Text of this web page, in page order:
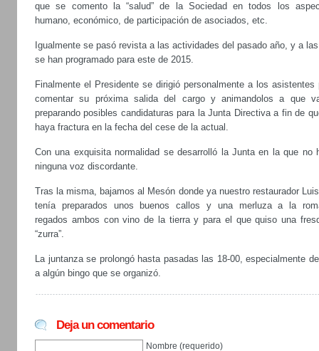
que se comento la “salud” de la Sociedad en todos los
humano, económico, de participación de asociados, etc.
Igualmente se pasó revista a las actividades del pasado año, y a
se han programado para este de 2015.
Finalmente el Presidente se dirigió personalmente a los asistentes
comentar su próxima salida del cargo y animandolos a que
preparando posibles candidaturas para la Junta Directiva a fin de
haya fractura en la fecha del cese de la actual.
Con una exquisita normalidad se desarrolló la Junta en la que no
ninguna voz discordante.
Tras la misma, bajamos al Mesón donde ya nuestro restaurador
tenía preparados unos buenos callos y una merluza a la
regados ambos con vino de la tierra y para el que quiso una
“zurra”.
La juntanza se prolongó hasta pasadas las 18-00, especialmente
a algún bingo que se organizó.
Deja un comentario
Nombre (requerido)